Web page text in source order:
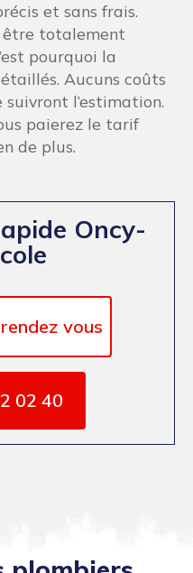
et sans frais.
être totalement
pourquoi la
Aucuns coûts
l’estimation.
paierez le tarif
de plus.
Oncy-
vous
02 40